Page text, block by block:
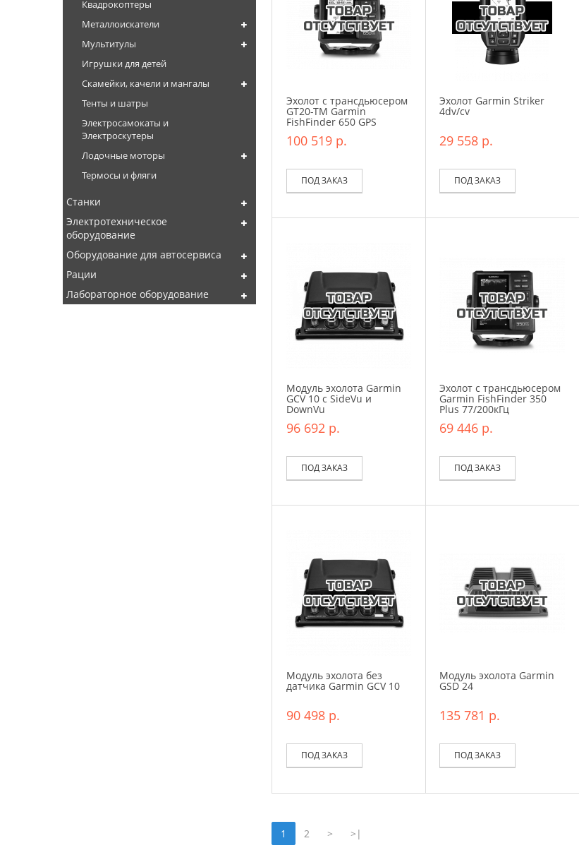
Квадрокоптеры
Металлоискатели
Мультитулы
Игрушки для детей
Скамейки, качели и мангалы
Тенты и шатры
Электросамокаты и
Электроскутеры
Лодочные моторы
Термосы и фляги
Станки
Электротехническое
оборудование
Оборудование для автосервиса
Рации
Лабораторное оборудование
Эхолот с трансдьюсером
GT20-TM Garmin
FishFinder 650 GPS
100 519 р.
ПОД ЗАКАЗ
Эхолот Garmin Striker
4dv/cv
29 558 р.
ПОД ЗАКАЗ
Модуль эхолота Garmin
GCV 10 с SideVu и
DownVu
96 692 р.
ПОД ЗАКАЗ
Эхолот с трансдьюсером
Garmin FishFinder 350
Plus 77/200кГц
69 446 р.
ПОД ЗАКАЗ
Модуль эхолота без
датчика Garmin GCV 10
90 498 р.
ПОД ЗАКАЗ
Модуль эхолота Garmin
GSD 24
135 781 р.
ПОД ЗАКАЗ
1 2 > >|